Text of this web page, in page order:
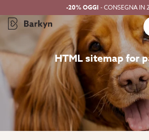
-20% OGGI - CONSEGNA IN
HTML sitemap for